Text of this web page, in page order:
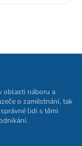
úvazek
oblasti náboru a
o zaměstnání, tak
lidi s těmi